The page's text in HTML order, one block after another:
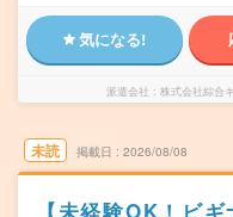
気になる!
派遣会社 株式会社綜合
未読 掲載日 2026/08/08
【未経験OK！ビ